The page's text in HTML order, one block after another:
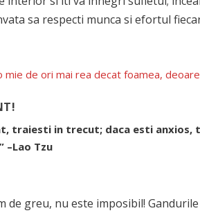
sa respecti munca si efortul
mie de ori mai rea decat foamea,
traiesti in trecut; daca esti
–Lao Tzu
de greu, nu este imposibil!